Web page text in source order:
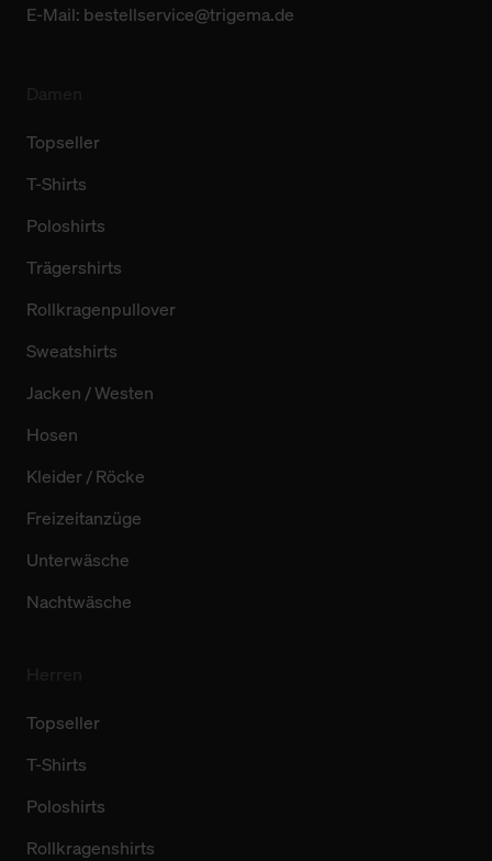
E-Mail: bestellservice@trigema.de
Topseller
T-Shirts
Poloshirts
Trägershirts
Rollkragenpullover
Sweatshirts
Jacken / Westen
Hosen
Kleider / Röcke
Freizeitanzüge
Unterwäsche
Nachtwäsche
Topseller
T-Shirts
Poloshirts
Rollkragenshirts